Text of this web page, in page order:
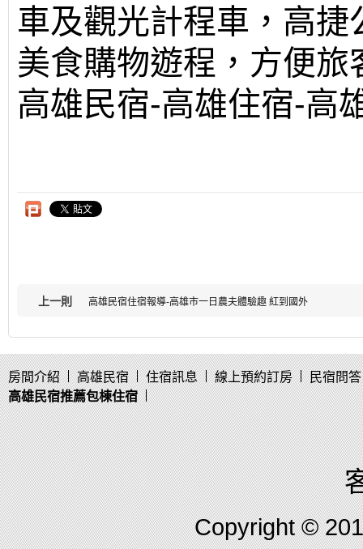
車及觀光計程車，高
美食購物遊程，方便旅
高雄民宿-高雄住宿-高
上一則 高雄民宿住宿報導-高雄市一日農夫體驗趣 紅到國外
房間介紹 高雄民宿 住宿訊息 線上預約訂房
民宿問答
高雄民宿推薦包棟住宿
Copyright ©